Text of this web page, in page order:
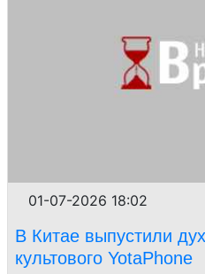
01-07-2026 18:02
В Китае выпустили
культового YotaPhone